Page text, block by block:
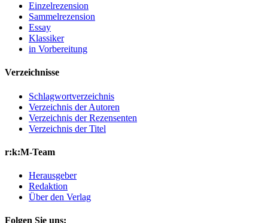
Einzelrezension
Sammelrezension
Essay
Klassiker
in Vorbereitung
Verzeichnisse
Schlagwortverzeichnis
Verzeichnis der Autoren
Verzeichnis der Rezensenten
Verzeichnis der Titel
r:k:M-Team
Herausgeber
Redaktion
Über den Verlag
Folgen Sie uns: